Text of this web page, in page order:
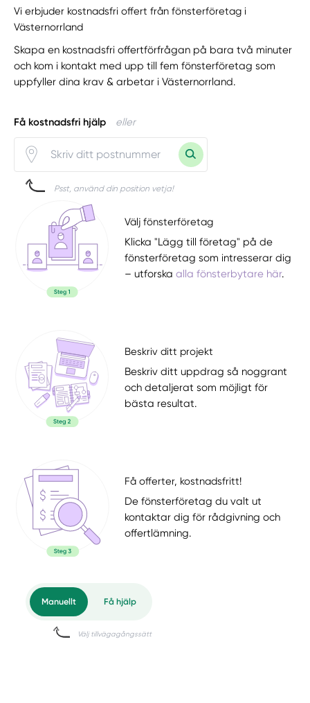
Vi erbjuder kostnadsfri offert från fönsterföretag i
Västernorrland
Skapa en kostnadsfri offertförfrågan på bara två minuter
och kom i kontakt med upp till fem fönsterföretag som
uppfyller dina krav & arbetar i Västernorrland.
Få kostnadsfri hjälp eller
Psst, använd din position vetja!
Välj fönsterföretag
Klicka "Lägg till företag" på de
fönsterföretag som intresserar dig
– utforskaalla fönsterbytare här.
Beskriv ditt projekt
Beskriv ditt uppdrag så noggrant
och detaljerat som möjligt för
bästa resultat.
Få offerter, kostnadsfritt!
De fönsterföretag du valt ut
kontaktar dig för rådgivning och
offertlämning.